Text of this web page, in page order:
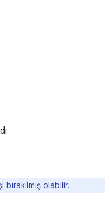
olabilir.